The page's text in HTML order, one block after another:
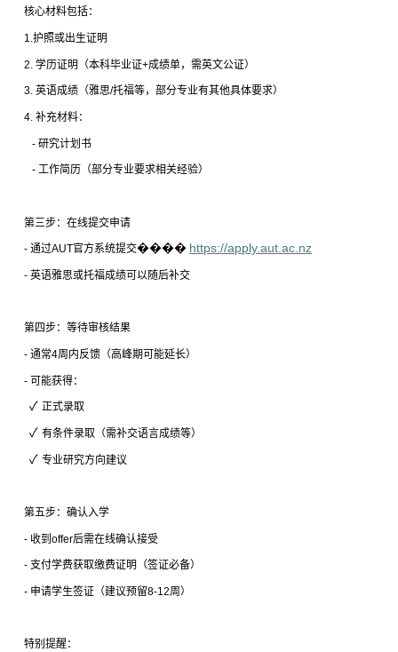
核心材料包括：
1.护照或出生证明
2. 学历证明（本科毕业证+成绩单，需英文公证）
3. 英语成绩（雅思/托福等，部分专业有其他具体要求）
4. 补充材料：
- 研究计划书
- 工作简历（部分专业要求相关经验）
第三步：在线提交申请
- 通过AUT官方系统提交���� https://apply.aut.ac.nz
- 英语雅思或托福成绩可以随后补交
第四步：等待审核结果
- 通常4周内反馈（高峰期可能延长）
- 可能获得：
✓ 正式录取
✓ 有条件录取（需补交语言成绩等）
✓ 专业研究方向建议
第五步：确认入学
- 收到 offer后需在线确认接受
- 支付学费获取缴费证明（签证必备）
- 申请学生签证（建议预留8-12周）
特别提醒：